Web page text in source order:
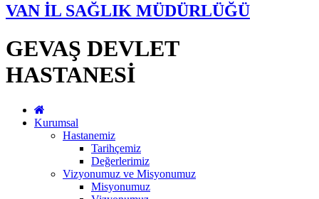
VAN İL SAĞLIK MÜDÜRLÜĞÜ
GEVAŞ DEVLET
HASTANESİ
Kurumsal
Hastanemiz
Tarihçemiz
Değerlerimiz
Vizyonumuz ve Misyonumuz
Misyonumuz